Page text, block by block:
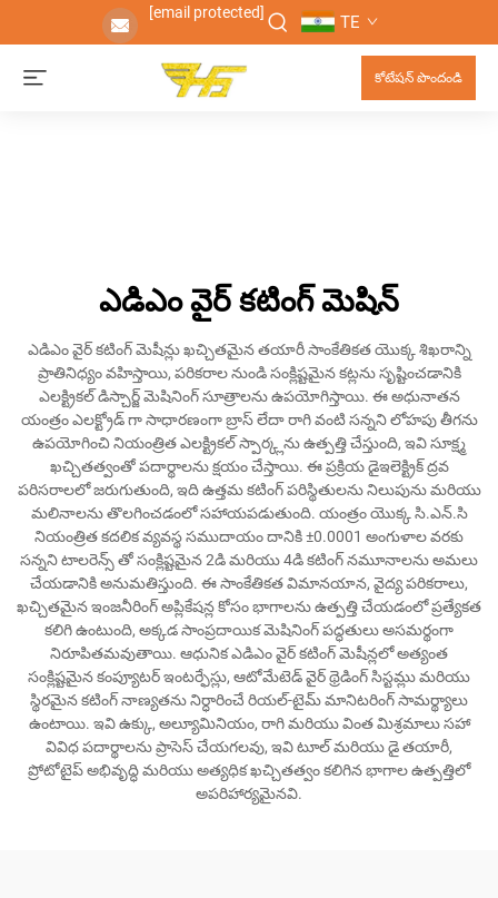
[email protected] TE
కోటేషన్ పొందండి
ఎడిఎం వైర్ కటింగ్ మెషిన్
ఎడిఎం వైర్ కటింగ్ మెషీన్లు ఖచ్చితమైన తయారీ సాంకేతికత యొక్క శిఖరాన్ని
ప్రాతినిధ్యం వహిస్తాయి, పరికరాల నుండి సంక్లిష్టమైన కట్లను సృష్టించడానికి
ఎలక్ట్రికల్ డిస్చార్జ్ మెషినింగ్ సూత్రాలను ఉపయోగిస్తాయి. ఈ అధునాతన
యంత్రం ఎలక్ట్రోడ్ గా సాధారణంగా బ్రాస్ లేదా రాగి వంటి సన్నని లోహపు తీగను
ఉపయోగించి నియంత్రిత ఎలక్ట్రికల్ స్పార్క్లను ఉత్పత్తి చేస్తుంది, ఇవి సూక్ష్మ
ఖచ్చితత్వంతో పదార్థాలను క్షయం చేస్తాయి. ఈ ప్రక్రియ డైఇలెక్ట్రిక్ ద్రవ
పరిసరాలలో జరుగుతుంది, ఇది ఉత్తమ కటింగ్ పరిస్థితులను నిలుపును మరియు
మలినాలను తొలగించడంలో సహాయపడుతుంది. యంత్రం యొక్క సి.ఎన్.సి
నియంత్రిత కదలిక వ్యవస్థ సముదాయం దానికి ±0.0001 అంగుళాల వరకు
సన్నని టాలరెన్స్ తో సంక్లిష్టమైన 2డి మరియు 4డి కటింగ్ నమూనాలను అమలు
చేయడానికి అనుమతిస్తుంది. ఈ సాంకేతికత విమానయాన, వైద్య పరికరాలు,
ఖచ్చితమైన ఇంజనీరింగ్ అప్లికేషన్ల కోసం భాగాలను ఉత్పత్తి చేయడంలో ప్రత్యేకత
కలిగి ఉంటుంది, అక్కడ సాంప్రదాయిక మెషినింగ్ పద్ధతులు అసమర్థంగా
నిరూపితమవుతాయి. ఆధునిక ఎడిఎం వైర్ కటింగ్ మెషీన్లలో అత్యంత
సంక్లిష్టమైన కంప్యూటర్ ఇంటర్ఫేస్లు, ఆటోమేటెడ్ వైర్ థ్రెడింగ్ సిస్టమ్లు మరియు
స్థిరమైన కటింగ్ నాణ్యతను నిర్ధారించే రియల్-టైమ్ మానిటరింగ్ సామర్థ్యాలు
ఉంటాయి. ఇవి ఉక్కు, అల్యూమినియం, రాగి మరియు వింత మిశ్రమాలు సహా
వివిధ పదార్థాలను ప్రాసెస్ చేయగలవు, ఇవి టూల్ మరియు డై తయారీ,
ప్రోటోటైప్ అభివృద్ధి మరియు అత్యధిక ఖచ్చితత్వం కలిగిన భాగాల ఉత్పత్తిలో
అపరిహార్యమైనవి.